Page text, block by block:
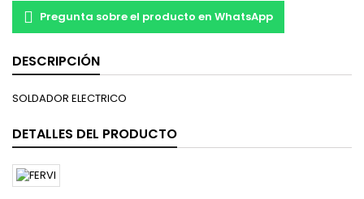
Pregunta sobre el producto en WhatsApp
DESCRIPCIÓN
SOLDADOR ELECTRICO
DETALLES DEL PRODUCTO